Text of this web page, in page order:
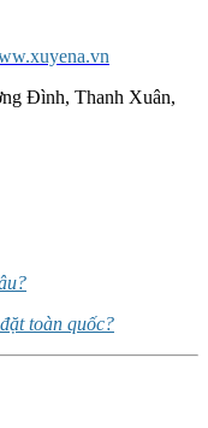
Đình, Thanh Xuân,
toàn quốc?